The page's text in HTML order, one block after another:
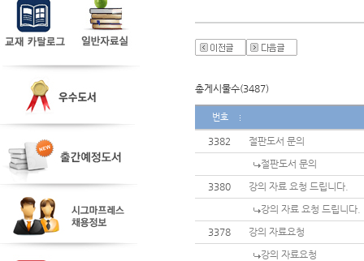
총게시물수(3487)
번호
3382
절판도서 문의
절판도서 문의
3380
강의 자료 요청 드립니다.
강의 자료 요청 드립니다.
3378
강의 자료요청
강의 자료요청